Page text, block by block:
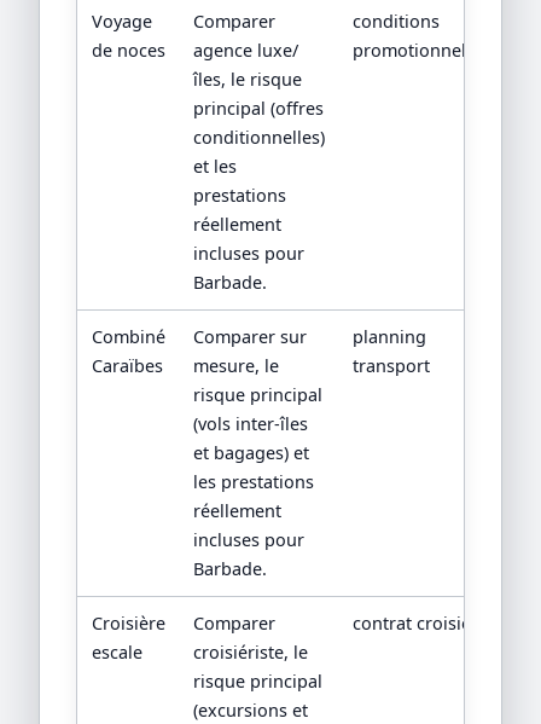
Voyage
de noces
Comparer
agence luxe/
îles, le risque
principal (offres
conditionnelles)
et les
prestations
réellement
incluses pour
Barbade.
conditions
promotionnelles
Combiné
Caraïbes
Comparer sur
mesure, le
risque principal
(vols inter-îles
et bagages) et
les prestations
réellement
incluses pour
Barbade.
planning
transport
Croisière
escale
Comparer
croisiériste, le
risque principal
(excursions et
contrat croisière